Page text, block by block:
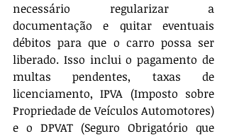
necessário regularizar a
documentação e quitar eventuais
débitos para que o carro possa ser
liberado. Isso inclui o pagamento de
multas pendentes, taxas de
licenciamento, IPVA (Imposto sobre
Propriedade de Veículos Automotores)
e o DPVAT (Seguro Obrigatório que